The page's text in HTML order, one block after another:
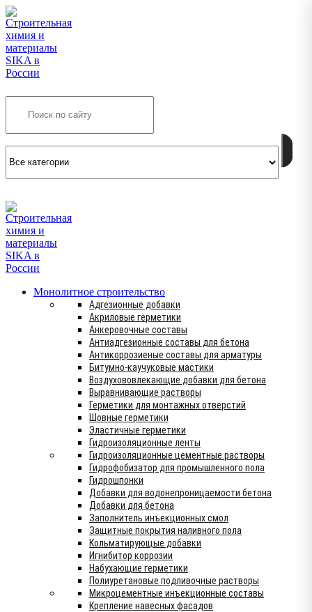
Монолитное строительство
Адгезионные добавки
Акриловые герметики
Анкеровочные составы
Антиадгезионные составы для бетона
Антикоррозиеные составы для арматуры
Битумно-каучуковые мастики
Воздухововлекающие добавки для бетона
Выравнивающие растворы
Герметики для монтажных отверстий
Шовные герметики
Эластичные герметики
Гидроизоляционные ленты
Гидроизоляционные цементные растворы
Гидрофобизатор для промышленного пола
Гидрошпонки
Добавки для водонепроницаемости бетона
Добавки для бетона
Заполнитель инъекционных смол
Защитные покрытия наливного пола
Кольматирующые добавки
Игнибитор коррозии
Набухающие герметики
Полиуретановые подливочные растворы
Микроцементные инъекционные составы
Крепление навесных фасадов